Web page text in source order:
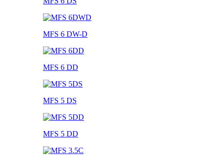
MFS 6 DW-D
MFS 6 DD
MFS 5 DS
MFS 5 DD